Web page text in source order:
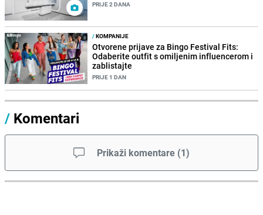
PRIJE 2 DANA
/KOMPANIJE
Otvorene prijave za Bingo Festival Fits:
Odaberite outfit s omiljenim influencerom i
zablistajte
PRIJE 1 DAN
/ Komentari
Prikaži komentare (1)